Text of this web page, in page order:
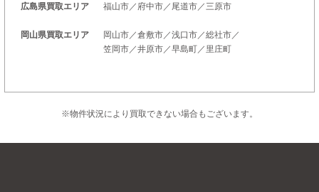
広島県買取エリア 福山市／府中市／尾道市／三原市
岡山県買取エリア
岡山市／倉敷市／浅口市／総社市／
笠岡市／井原市／早島町／里庄町
※物件状況により買取できない場合もございます。